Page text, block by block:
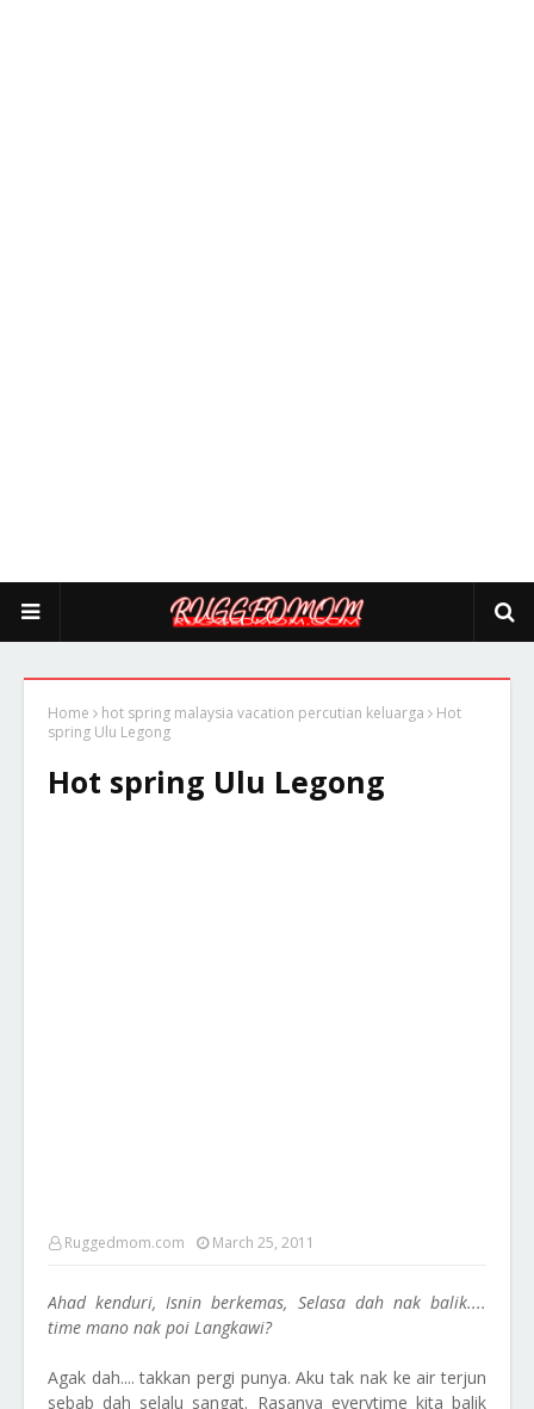
Home hot spring malaysia vacation percutian keluarga
Hot
spring Ulu Legong
Hot spring Ulu Legong
Ruggedmom.com March 25, 2011
Ahad kenduri, Isnin berkemas, Selasa dah nak balik....
time mano nak poi Langkawi?
Agak dah.... takkan pergi punya. Aku tak nak ke air terjun
sebab dah selalu sangat. Rasanya everytime kita balik